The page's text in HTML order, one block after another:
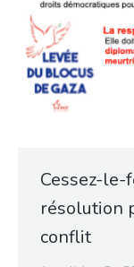
Cessez-
résolution
conflit